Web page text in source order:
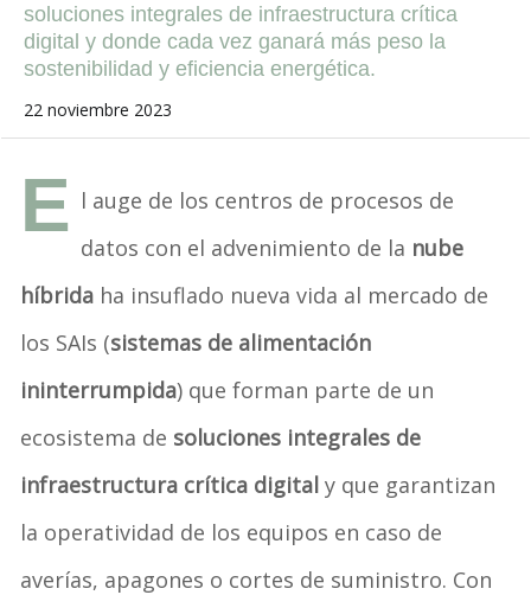
soluciones integrales de infraestructura crítica
digital y donde cada vez ganará más peso la
sostenibilidad y eficiencia energética.
22 noviembre 2023
E l auge de los centros de procesos de
datos con el advenimiento de la nube
híbrida ha insuflado nueva vida al mercado de
los SAIs (sistemas de alimentación
ininterrumpida) que forman parte de un
ecosistema de soluciones integrales de
infraestructura crítica digital y que garantizan
la operatividad de los equipos en caso de
averías, apagones o cortes de suministro. Con